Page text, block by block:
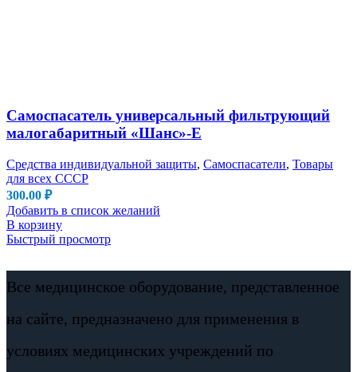
Самоспасатель универсальный фильтрующий
малогабаритный «Шанс»-Е
Средства индивидуальной защиты, Самоспасатели, Товары
для всех СССР
300.00 ₽
Добавить в список желаний
В корзину
Быстрый просмотр
Все медицинское оборудование, представленное
на сайте, предназначено для применения в
условиях медицинских учреждений по